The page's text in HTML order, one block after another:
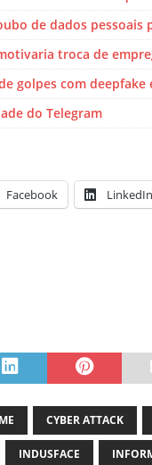
de dados pessoais
troca de
golpes com deepfake
do Telegram
Facebook LinkedIn
CYBER ATTACK
INDUSFACE